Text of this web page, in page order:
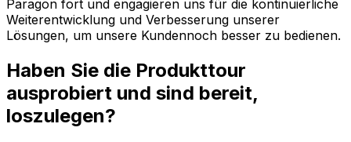
Paragon fort und engagieren uns für die kontinuierliche
Weiterentwicklung und Verbesserung unserer
Lösungen, um unsere Kundennoch besser zu bedienen.
Haben Sie die Produkttour
ausprobiert und sind bereit,
loszulegen?